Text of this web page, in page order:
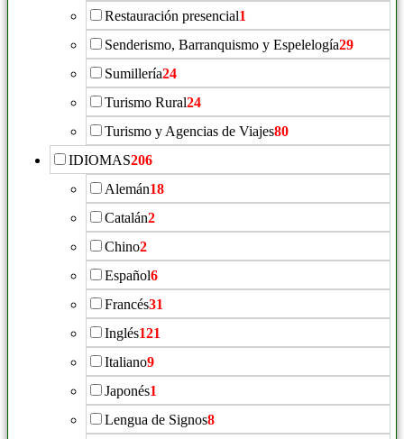
Restauración presencial1
Senderismo, Barranquismo y Espelelogía29
Sumillería24
Turismo Rural24
Turismo y Agencias de Viajes80
IDIOMAS206
Alemán18
Catalán2
Chino2
Español6
Francés31
Inglés121
Italiano9
Japonés1
Lengua de Signos8